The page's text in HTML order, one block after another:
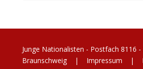
Junge Nationalisten - Postfach 8116 -
Braunschweig | Impressum |